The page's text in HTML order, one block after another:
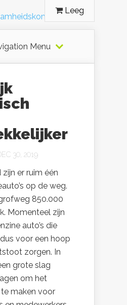
Leeg
Menu
30, 2019
er ruim één
op de weg.
850.000
Momenteel zijn
auto’s die
voor een hoop
zorgen. In
grote slag
om het
maken voor